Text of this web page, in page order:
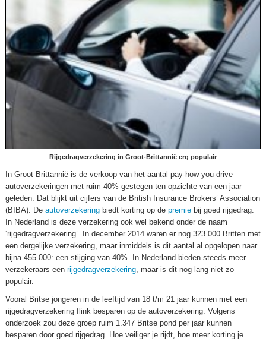
Rijgedragverzekering in Groot-Brittannië erg populair
In Groot-Brittannië is de verkoop van het aantal pay-how-you-drive
autoverzekeringen met ruim 40% gestegen ten opzichte van een jaar
geleden. Dat blijkt uit cijfers van de British Insurance Brokers’ Association
(BIBA). De autoverzekering biedt korting op de premie bij goed rijgedrag.
In Nederland is deze verzekering ook wel bekend onder de naam
‘rijgedragverzekering’. In december 2014 waren er nog 323.000 Britten met
een dergelijke verzekering, maar inmiddels is dit aantal al opgelopen naar
bijna 455.000: een stijging van 40%. In Nederland bieden steeds meer
verzekeraars een rijgedragverzekering, maar is dit nog lang niet zo
populair.
Vooral Britse jongeren in de leeftijd van 18 t/m 21 jaar kunnen met een
rijgedragverzekering flink besparen op de autoverzekering. Volgens
onderzoek zou deze groep ruim 1.347 Britse pond per jaar kunnen
besparen door goed rijgedrag. Hoe veiliger je rijdt, hoe meer korting je